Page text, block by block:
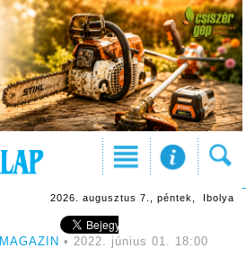
2026. augusztus 7., péntek, Ibolya
MAGAZIN • 2022. június 01. 18:00